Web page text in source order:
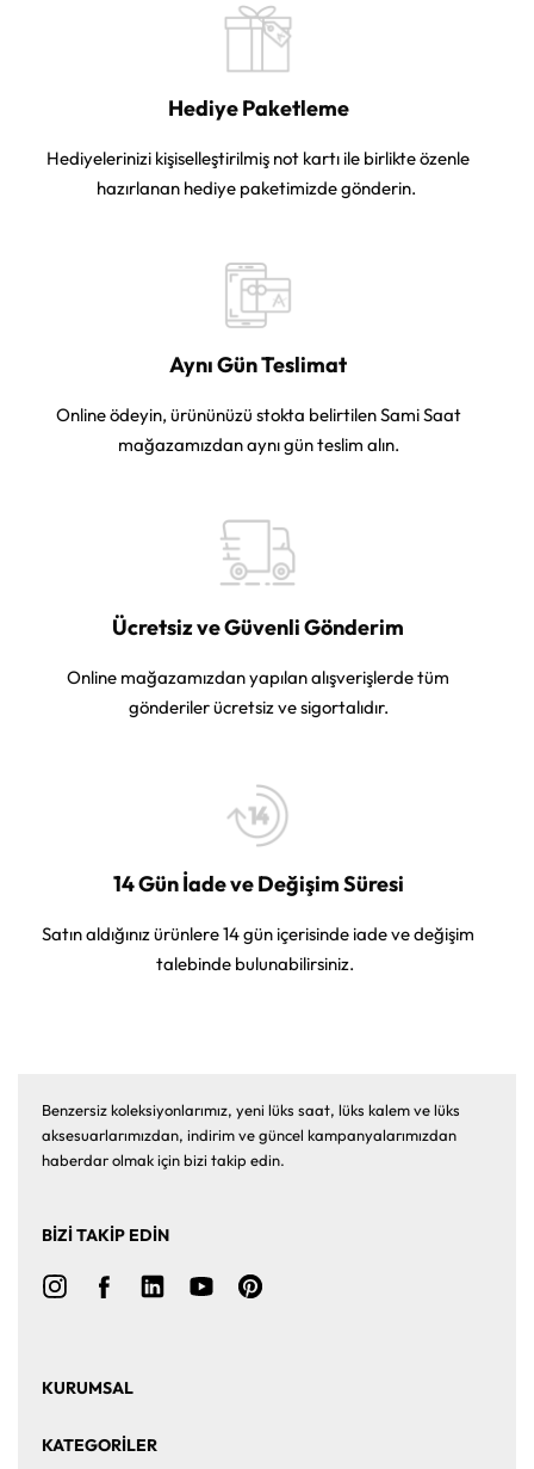
Hediye Paketleme
Hediyelerinizi kişiselleştirilmiş not kartı ile birlikte özenle
hazırlanan hediye paketimizde gönderin.
Aynı Gün Teslimat
Online ödeyin, ürününüzü stokta belirtilen Sami Saat
mağazamızdan aynı gün teslim alın.
Ücretsiz ve Güvenli Gönderim
Online mağazamızdan yapılan alışverişlerde tüm
gönderiler ücretsiz ve sigortalıdır.
14 Gün İade ve Değişim Süresi
Satın aldığınız ürünlere 14 gün içerisinde iade ve değişim
talebinde bulunabilirsiniz.
Benzersiz koleksiyonlarımız, yeni lüks saat, lüks kalem ve lüks
aksesuarlarımızdan, indirim ve güncel kampanyalarımızdan
haberdar olmak için bizi takip edin.
BİZİ TAKİP EDİN
KURUMSAL
KATEGORİLER